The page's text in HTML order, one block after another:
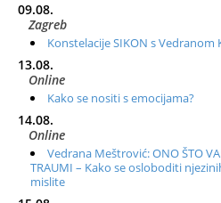
09.08.
Zagreb
Konstelacije SIKON s Vedranom
13.08.
Online
Kako se nositi s emocijama?
14.08.
Online
Vedrana Meštrović: ONO ŠTO
TRAUMI – Kako se osloboditi
mislite